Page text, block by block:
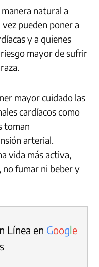
natural a
pueden poner a
y a quienes
mayor de sufrir
mayor cuidado las
cardíacos como
toman
arterial.
vida más activa,
no fumar ni beber y
Línea en Google